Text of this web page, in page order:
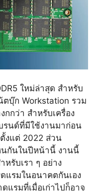
ใหม่ล่าสุด สำหรับ
ตบุ๊ก Workstation รวม
กกว่า สำหรับเครื่อง
รนด์ที่มีใช้งานมาก่อน
งแต่ 2022 ส่วน
นกันในปีหน้านี้ งานนี้
หรับเรา ๆ อย่าง
แรมในอนาคตกันเอง
แรมที่เมื่อเก่าไปก็อาจ